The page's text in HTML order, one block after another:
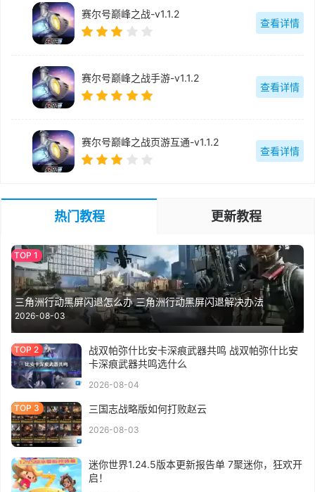
赛尔号巅峰之战-v1.1.2
查看详情
赛尔号巅峰之战手游-v1.1.2
查看详情
赛尔号巅峰之战页游互通-v1.1.2
查看详情
热门教程 更新教程
三角洲行动黑屏闪退怎么办 三角洲行动黑屏闪退解决办法
2026-08-03
战双帕弥什比安卡深痕武器共鸣 战双帕弥什比安
卡深痕武器共鸣选什么
2026-08-04
三国志战略版如何打败赵云
2026-08-03
迷你世界1.24.5版本更新报告单 7聚迷你，狂欢开
启！